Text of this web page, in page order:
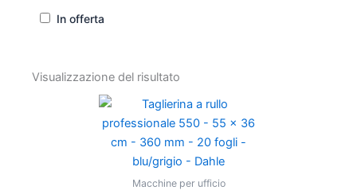
In offerta
Visualizzazione del risultato
Macchine per ufficio